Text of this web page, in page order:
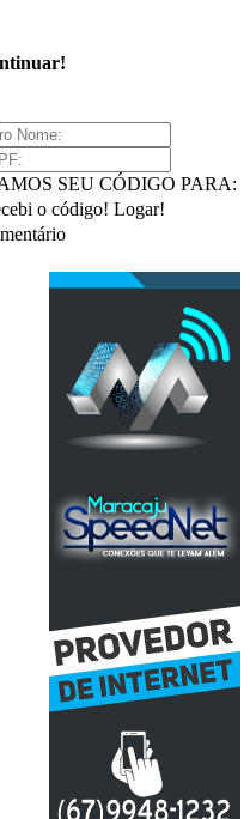
SEU CÓDIGO PARA:
o código! Logar!